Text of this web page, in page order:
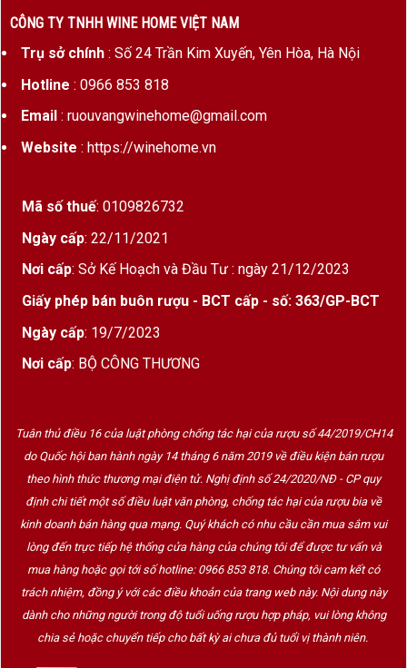
CÔNG TY TNHH WINE HOME VIỆT NAM
Trụ sở chính: Số 24 Trần Kim Xuyến, Yên Hòa, Hà Nội
Hotline : 0966 853 818
Email : ruouvangwinehome@gmail.com
Website : https://winehome.vn
Mã số thuế: 0109826732
Ngày cấp: 22/11/2021
Nơi cấp: Sở Kế Hoạch và Đầu Tư : ngày 21/12/2023
Giấy phép bán buôn rượu - BCT cấp - số: 363/GP-BCT
Ngày cấp: 19/7/2023
Nơi cấp: BỘ CÔNG THƯƠNG
Tuân thủ điều 16 của luật phòng chống tác hại của rượu số 44/2019/CH14
do Quốc hội ban hành ngày 14 tháng 6 năm 2019 về điều kiện bán rượu
theo hình thức thương mại điện tử. Nghị định số 24/2020/NĐ - CP quy
định chi tiết một số điều luật văn phòng, chống tác hại của rượu bia về
kinh doanh bán hàng qua mạng. Quý khách có nhu cầu cần mua sắm vui
lòng đến trực tiếp hệ thống cửa hàng của chúng tôi để được tư vấn và
mua hàng hoặc gọi tới số hotline: 0966 853 818. Chúng tôi cam kết có
trách nhiệm, đồng ý với các điều khoản của trang web này. Nội dung này
dành cho những người trong độ tuổi uống rượu hợp pháp, vui lòng không
chia sẻ hoặc chuyển tiếp cho bất kỳ ai chưa đủ tuổi vị thành niên.